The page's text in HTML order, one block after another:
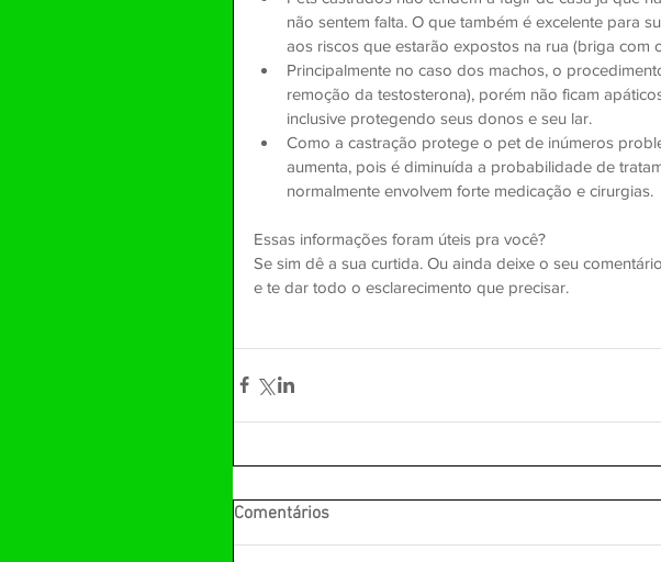
não sentem falta. O que também é excelente para
aos riscos que estarão expostos na rua (briga com
Principalmente no caso dos machos, o
remoção da testosterona), porém não ficam
inclusive protegendo seus donos e seu lar.
Como a castração protege o pet de inúmeros
aumenta, pois é diminuída a probabilidade de
normalmente envolvem forte medicação e cirurgias.
Essas informações foram úteis pra você?
Se sim dê a sua curtida. Ou ainda deixe o seu
e te dar todo o esclarecimento que precisar.
Comentários